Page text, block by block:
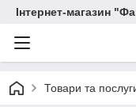
Інтернет-магазин
Товари та